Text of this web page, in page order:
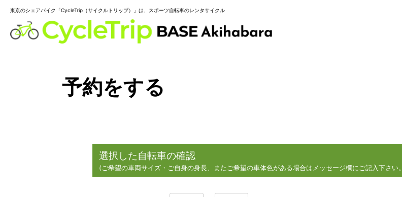
東京のシェアバイク「CycleTrip（サイクルトリップ）」は、スポーツ自転車のレンタサイクル
予約をする
選択した自転車の確認
(ご希望の車両サイズ・ご自身の身長、 またご希望の車体色がある場合はメッセージ欄にご記入下さい。